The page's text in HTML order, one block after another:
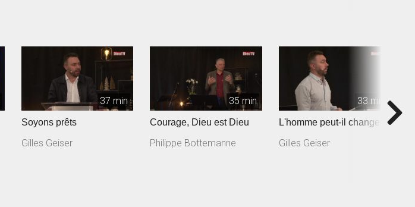
37 min
Soyons prêts
Gilles Geiser
35 min
Courage, Dieu est Dieu
Philippe Bottemanne
33 min
L'homme peut-il changer ?
Gilles Geiser